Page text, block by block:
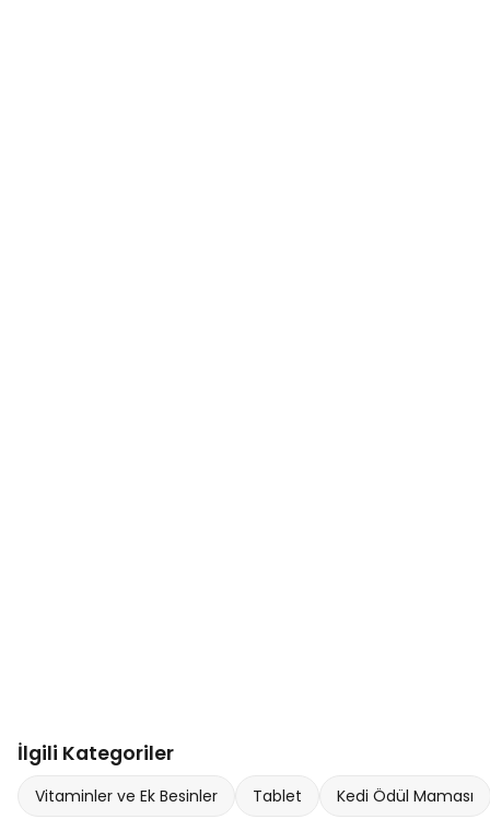
İlgili Kategoriler
Vitaminler ve Ek Besinler Tablet Kedi Ödül Maması